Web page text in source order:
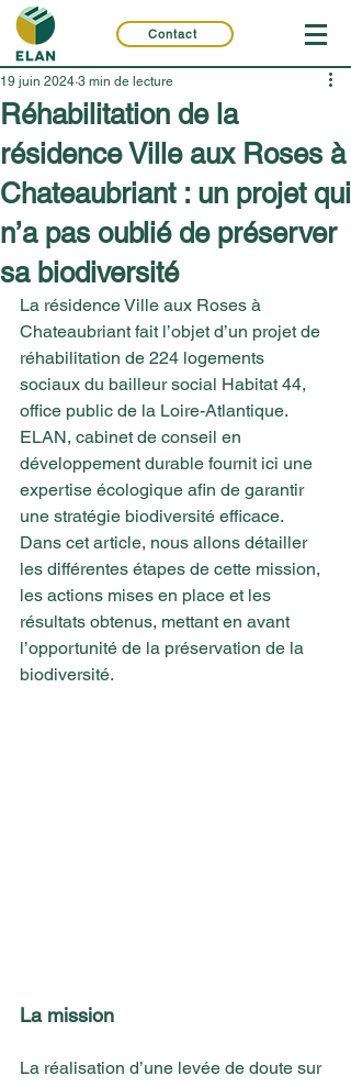
Contact
Réhabilitation de la
résidence Ville aux Roses à
Chateaubriant : un projet qui
n’a pas oublié de préserver
sa biodiversité
19 juin 2024 3 min de lecture
La résidence Ville aux Roses à
Chateaubriant fait l’objet d’un projet de
réhabilitation de 224 logements
sociaux du bailleur social Habitat 44,
office public de la Loire-Atlantique.
ELAN, cabinet de conseil en
développement durable fournit ici une
expertise écologique afin de garantir
une stratégie biodiversité efficace.
Dans cet article, nous allons détailler
les différentes étapes de cette mission,
les actions mises en place et les
résultats obtenus, mettant en avant
l’opportunité de la préservation de la
biodiversité.
La mission
La réalisation d’une levée de doute sur